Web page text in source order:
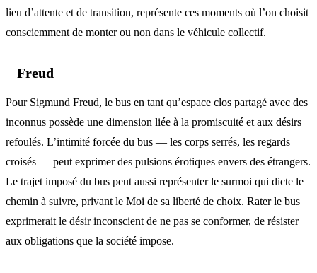
lieu d’attente et de transition, représente ces moments où l’on choisit
consciemment de monter ou non dans le véhicule collectif.
Freud
Pour Sigmund Freud, le bus en tant qu’espace clos partagé avec des
inconnus possède une dimension liée à la promiscuité et aux désirs
refoulés. L’intimité forcée du bus — les corps serrés, les regards
croisés — peut exprimer des pulsions érotiques envers des étrangers.
Le trajet imposé du bus peut aussi représenter le surmoi qui dicte le
chemin à suivre, privant le Moi de sa liberté de choix. Rater le bus
exprimerait le désir inconscient de ne pas se conformer, de résister
aux obligations que la société impose.